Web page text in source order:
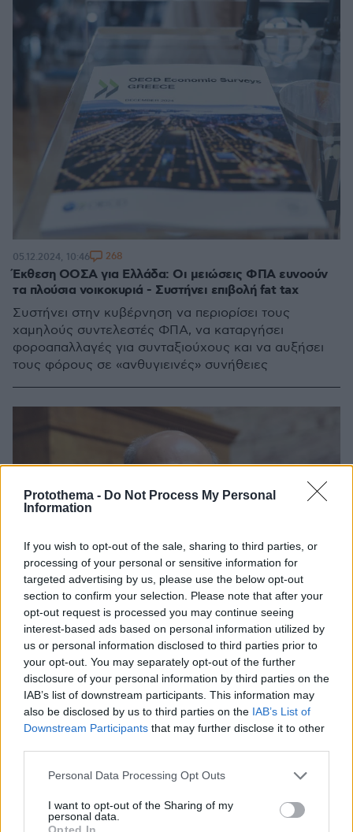
Protothema - Do Not Process My Personal
Information
If you wish to opt-out of the sale, sharing to third parties, or
processing of your personal or sensitive information for
targeted advertising by us, please use the below opt-out
section to confirm your selection. Please note that after your
opt-out request is processed you may continue seeing
interest-based ads based on personal information utilized by
us or personal information disclosed to third parties prior to
your opt-out. You may separately opt-out of the further
disclosure of your personal information by third parties on the
IAB’s list of downstream participants. This information may
also be disclosed by us to third parties on the IAB’s List of
Downstream Participants that may further disclose it to other
Please note that this website/app uses one or more Google
not limited to your visit or usage behaviour. You may click to
grant or deny consent to Google and its third-party tags to
Personal Data Processing Opt Outs
I want to opt-out of the Sharing of my
personal data.
Opted In
Έκθεση ΟΟΣΑ για Ελλάδα: Οι μειώσεις ΦΠΑ ευνοούν
τα πλούσια νοικοκυριά - Συστήνει επιβολή fat tax
Συστήνει στην κυβέρνηση να περιορίσει τους
χαμηλούς συντελεστές ΦΠΑ, να καταργήσει
φοροαπαλλαγές για συνταξιούχους και να αυξήσει
τους φόρους σε «ανθυγιεινές» συνήθειες
05.12.2024, 10:46 268
Χατζηδάκης: Η επιτυχία στο μέτωπο της φοροδιαφυγής
θα κρίνει την περαιτέρω μείωση των φορολογικών
συντελεστών
Η αντιμετώπιση της φοροδιαφυγής και οι θετικοί
04.10.2024, 11:26 8